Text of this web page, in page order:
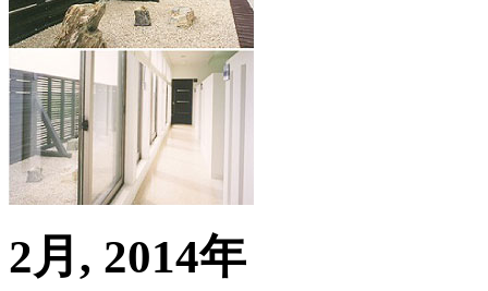
2月, 2014年